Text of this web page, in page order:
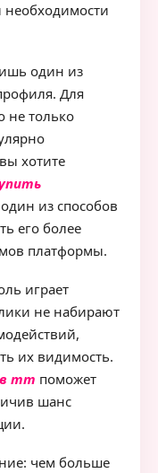
необходимости
один из
Для
не только
хотите
из способов
его более
платформы.
играет
не набирают
их видимость.
тт поможет
шанс
чем больше